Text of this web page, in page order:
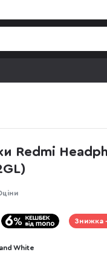
Redmi
Знижка
White